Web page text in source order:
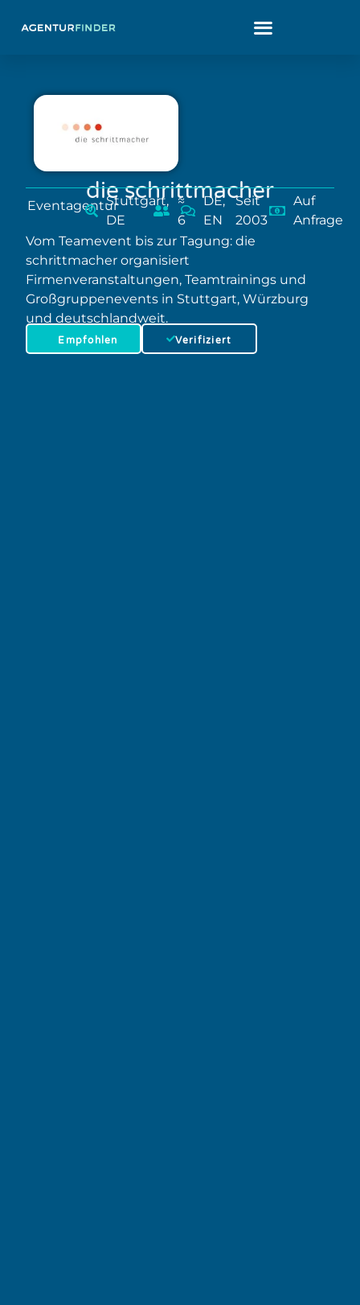
die schrittmacher
EventagenturStuttgart,
DE
≈
6
DE,
EN
Seit
2003
Auf
Anfrage
Vom Teamevent bis zur Tagung: die
schrittmacher organisiert
Firmenveranstaltungen, Teamtrainings und
Großgruppenevents in Stuttgart, Würzburg
und deutschlandweit.
Empfohlen Verifiziert